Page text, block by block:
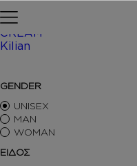
ΑΦΡΟΛΟΥΤΡΑ
ΚΡΕΜΕΣ
BODY BUTTER
BODY MIST
HAIR MIST
ΠΕΡΙΠΟΙΗΣΗ
CREAM
Kilian /
GENDER
UNISEX
MAN
WOMAN
ΕΙΔΟΣ